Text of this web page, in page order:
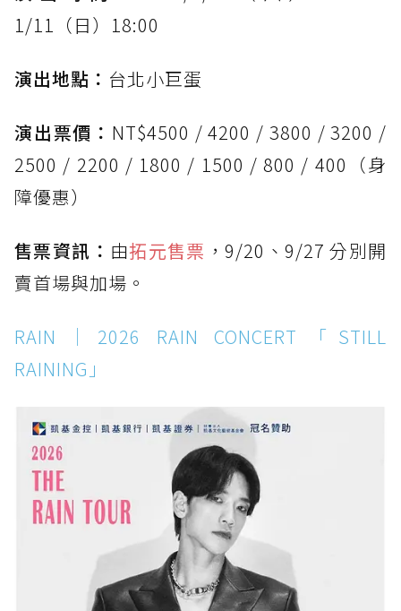
1/11（日）18:00
演出地點： 台北小巨蛋
演出票價： NT$4500 / 4200 / 3800 / 3200 /
2500 / 2200 / 1800 / 1500 / 800 / 400（身
障優惠）
售票資訊： 由拓元售票 ，9/20、9/27 分別開
賣首場與加場。
RAIN｜2026 RAIN CONCERT「STILL
RAINING」